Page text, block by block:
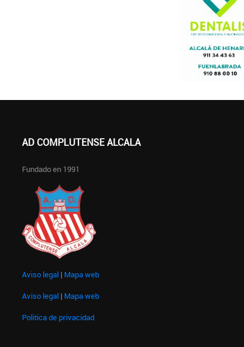
AD COMPLUTENSE ALCALA
Fundado en 1991
Aviso legal | Mapa web
Aviso legal | Mapa web
Politica de privacidad